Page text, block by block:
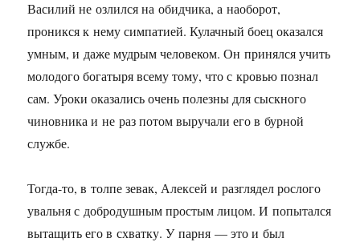
Василий не озлился на обидчика, а наоборот,
проникся к нему симпатией. Кулачный боец оказался
умным, и даже мудрым человеком. Он принялся учить
молодого богатыря всему тому, что с кровью познал
сам. Уроки оказались очень полезны для сыскного
чиновника и не раз потом выручали его в бурной
службе.
Тогда-то, в толпе зевак, Алексей и разглядел рослого
увальня с добродушным простым лицом. И попытался
вытащить его в схватку. У парня — это и был